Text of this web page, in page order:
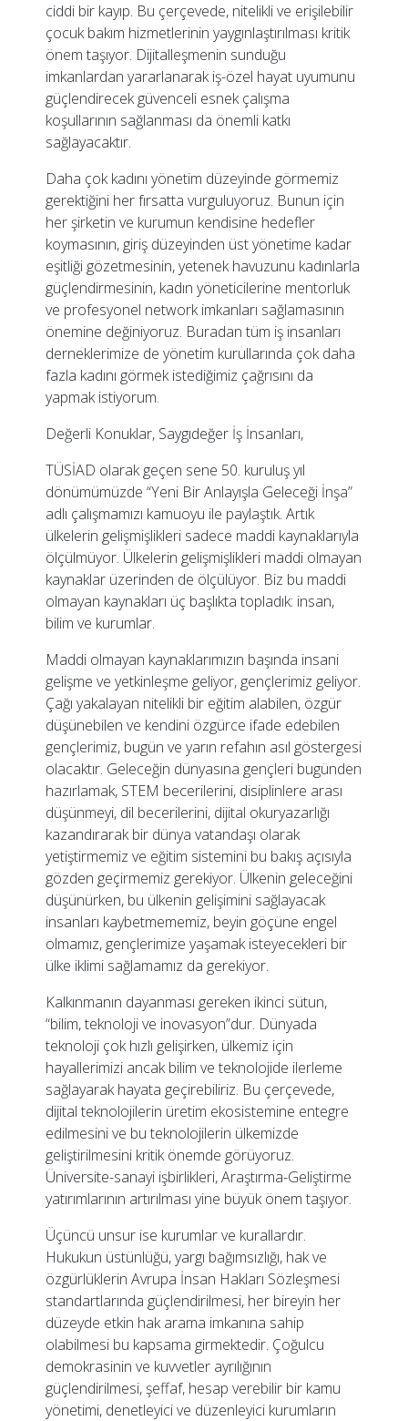
ciddi bir kayıp. Bu çerçevede, nitelikli ve erişilebilir
çocuk bakım hizmetlerinin yaygınlaştırılması kritik
önem taşıyor. Dijitalleşmenin sunduğu
imkanlardan yararlanarak iş-özel hayat uyumunu
güçlendirecek güvenceli esnek çalışma
koşullarının sağlanması da önemli katkı
sağlayacaktır.
Daha çok kadını yönetim düzeyinde görmemiz
gerektiğini her fırsatta vurguluyoruz. Bunun için
her şirketin ve kurumun kendisine hedefler
koymasının, giriş düzeyinden üst yönetime kadar
eşitliği gözetmesinin, yetenek havuzunu kadınlarla
güçlendirmesinin, kadın yöneticilerine mentorluk
ve profesyonel network imkanları sağlamasının
önemine değiniyoruz. Buradan tüm iş insanları
derneklerimize de yönetim kurullarında çok daha
fazla kadını görmek istediğimiz çağrısını da
yapmak istiyorum.
Değerli Konuklar, Saygıdeğer İş İnsanları,
TÜSİAD olarak geçen sene 50. kuruluş yıl
dönümümüzde “Yeni Bir Anlayışla Geleceği İnşa”
adlı çalışmamızı kamuoyu ile paylaştık. Artık
ülkelerin gelişmişlikleri sadece maddi kaynaklarıyla
ölçülmüyor. Ülkelerin gelişmişlikleri maddi olmayan
kaynaklar üzerinden de ölçülüyor. Biz bu maddi
olmayan kaynakları üç başlıkta topladık: insan,
bilim ve kurumlar.
Maddi olmayan kaynaklarımızın başında insani
gelişme ve yetkinleşme geliyor, gençlerimiz geliyor.
Çağı yakalayan nitelikli bir eğitim alabilen, özgür
düşünebilen ve kendini özgürce ifade edebilen
gençlerimiz, bugün ve yarın refahın asıl göstergesi
olacaktır. Geleceğin dünyasına gençleri bugünden
hazırlamak, STEM becerilerini, disiplinlere arası
düşünmeyi, dil becerilerini, dijital okuryazarlığı
kazandırarak bir dünya vatandaşı olarak
yetiştirmemiz ve eğitim sistemini bu bakış açısıyla
gözden geçirmemiz gerekiyor. Ülkenin geleceğini
düşünürken, bu ülkenin gelişimini sağlayacak
insanları kaybetmememiz, beyin göçüne engel
olmamız, gençlerimize yaşamak isteyecekleri bir
ülke iklimi sağlamamız da gerekiyor.
Kalkınmanın dayanması gereken ikinci sütun,
“bilim, teknoloji ve inovasyon”dur. Dünyada
teknoloji çok hızlı gelişirken, ülkemiz için
hayallerimizi ancak bilim ve teknolojide ilerleme
sağlayarak hayata geçirebiliriz. Bu çerçevede,
dijital teknolojilerin üretim ekosistemine entegre
edilmesini ve bu teknolojilerin ülkemizde
geliştirilmesini kritik önemde görüyoruz.
Üniversite-sanayi işbirlikleri, Araştırma-Geliştirme
yatırımlarının artırılması yine büyük önem taşıyor.
Üçüncü unsur ise kurumlar ve kurallardır.
Hukukun üstünlüğü, yargı bağımsızlığı, hak ve
özgürlüklerin Avrupa İnsan Hakları Sözleşmesi
standartlarında güçlendirilmesi, her bireyin her
düzeyde etkin hak arama imkanına sahip
olabilmesi bu kapsama girmektedir. Çoğulcu
demokrasinin ve kuvvetler ayrılığının
güçlendirilmesi, şeffaf, hesap verebilir bir kamu
yönetimi, denetleyici ve düzenleyici kurumların